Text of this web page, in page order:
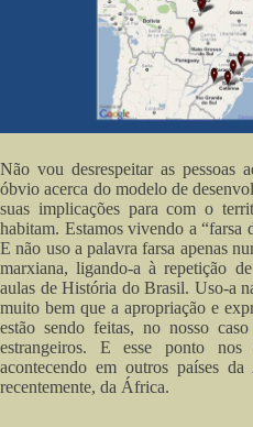
Não vou desrespeitar as pessoas
óbvio acerca do modelo de
suas implicações para com o
habitam. Estamos vivendo a “farsa
E não uso a palavra farsa apenas
marxiana, ligando-a à repetição
aulas de História do Brasil. Uso-a
muito bem que a apropriação e
estão sendo feitas, no nosso
estrangeiros. E esse ponto
acontecendo em outros países
recentemente, da África.